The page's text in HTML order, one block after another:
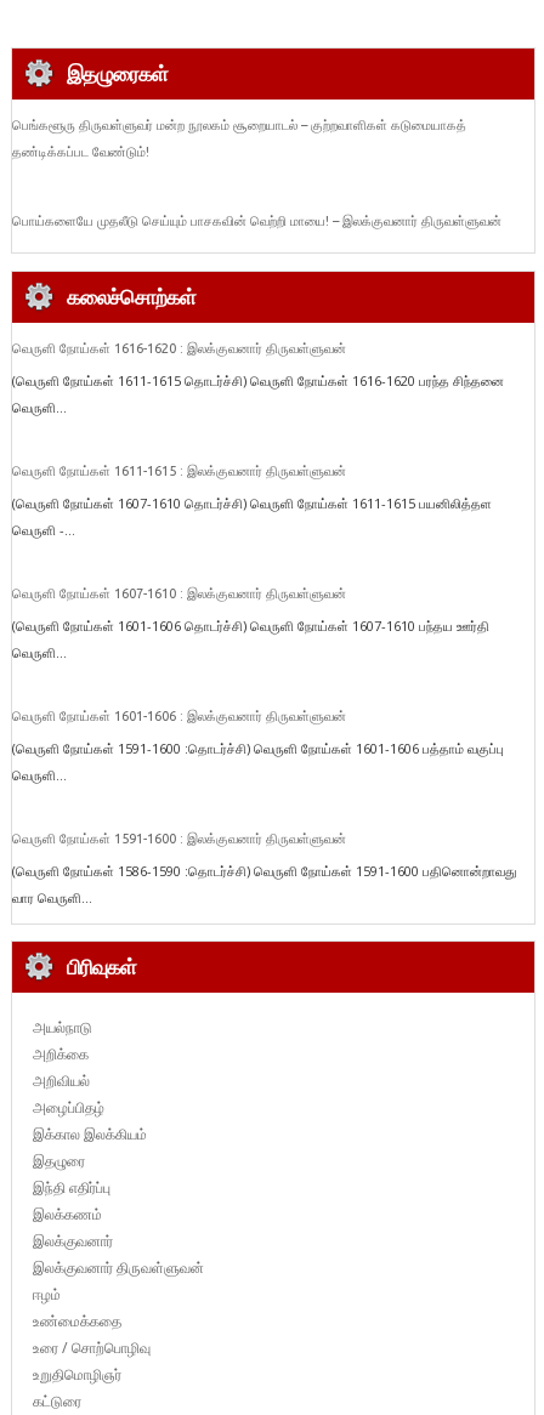
இதழுரைகள்
பெங்களூரு திருவள்ளுவர் மன்ற நூலகம் சூறையாடல் – குற்றவாளிகள் கடுமையாகத்
தண்டிக்கப்பட வேண்டும்!
பொய்களையே முதலீடு செய்யும் பாசகவின் வெற்றி மாயை! – இலக்குவனார் திருவள்ளுவன்
கலைச்சொற்கள்
வெருளி நோய்கள் 1616-1620 : இலக்குவனார் திருவள்ளுவன்
(வெருளி நோய்கள் 1611-1615 தொடர்ச்சி) வெருளி நோய்கள் 1616-1620 பரந்த சிந்தனை
வெருளி...
வெருளி நோய்கள் 1611-1615 : இலக்குவனார் திருவள்ளுவன்
(வெருளி நோய்கள் 1607-1610 தொடர்ச்சி) வெருளி நோய்கள் 1611-1615 பயனிலித்தள
வெருளி -...
வெருளி நோய்கள் 1607-1610 : இலக்குவனார் திருவள்ளுவன்
(வெருளி நோய்கள் 1601-1606 தொடர்ச்சி) வெருளி நோய்கள் 1607-1610 பந்தய ஊர்தி
வெருளி...
வெருளி நோய்கள் 1601-1606 : இலக்குவனார் திருவள்ளுவன்
(வெருளி நோய்கள் 1591-1600 :தொடர்ச்சி) வெருளி நோய்கள் 1601-1606 பத்தாம் வகுப்பு
வெருளி...
வெருளி நோய்கள் 1591-1600 : இலக்குவனார் திருவள்ளுவன்
(வெருளி நோய்கள் 1586-1590 :தொடர்ச்சி) வெருளி நோய்கள் 1591-1600 பதினொன்றாவது
வார வெருளி...
பிரிவுகள்
அயல்நாடு
அறிக்கை
அறிவியல்
அழைப்பிதழ்
இக்கால இலக்கியம்
இதழுரை
இந்தி எதிர்ப்பு
இலக்கணம்
இலக்குவனார்
இலக்குவனார் திருவள்ளுவன்
ஈழம்
உண்மைக்கதை
உரை / சொற்பொழிவு
உறுதிமொழிஞர்
கட்டுரை